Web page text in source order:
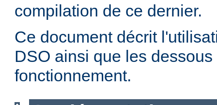
compilation de ce dernier.
Ce document décrit
DSO ainsi que les
fonctionnement.